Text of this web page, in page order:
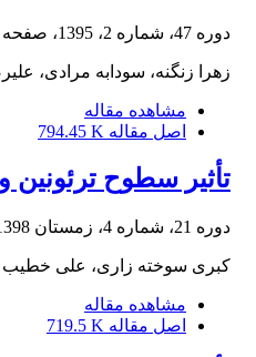
دوره 47، شماره 2، 1395، صفحه
زهرا زنگنه، سودابه مرادی،
مشاهده مقاله
اصل مقاله 794.45 K
تأثیر سطوح
دوره 21، شماره 4، زمستان 1398، صفحه
کبری سوخته زاری، علی خطیب
مشاهده مقاله
اصل مقاله 719.5 K